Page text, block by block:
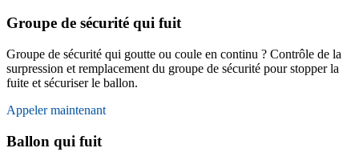
Groupe de sécurité qui fuit
Groupe de sécurité qui goutte ou coule en continu ? Contrôle de la
surpression et remplacement du groupe de sécurité pour stopper la
fuite et sécuriser le ballon.
Appeler maintenant
Ballon qui fuit